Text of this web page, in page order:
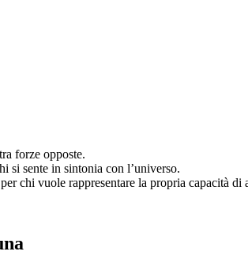
forze opposte.
si sente in sintonia con l’universo.
chi vuole rappresentare la propria capacità di